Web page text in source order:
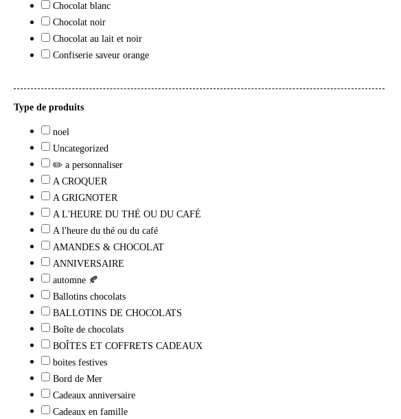
Chocolat blanc
Chocolat noir
Chocolat au lait et noir
Confiserie saveur orange
Type de produits
noel
Uncategorized
✏️ a personnaliser
A CROQUER
A GRIGNOTER
A L'HEURE DU THÉ OU DU CAFÉ
A l'heure du thé ou du café
AMANDES & CHOCOLAT
ANNIVERSAIRE
automne 🍂
Ballotins chocolats
BALLOTINS DE CHOCOLATS
Boîte de chocolats
BOÎTES ET COFFRETS CADEAUX
boites festives
Bord de Mer
Cadeaux anniversaire
Cadeaux en famille